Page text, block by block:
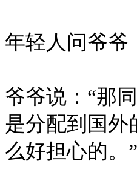
年轻人问爷爷
爷爷说：“那
是分配到国外
么好担心的。”